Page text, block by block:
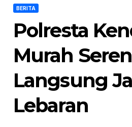
BERITA
Polresta
Murah
Langsung
Lebaran